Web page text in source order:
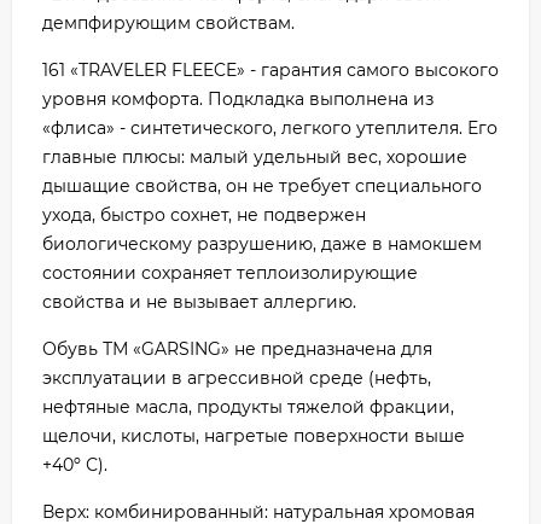
демпфирующим свойствам.
161 «ТRAVELER FLEECE» - гарантия самого высокого
уровня комфорта. Подкладка выполнена из
«флиса» - синтетического, легкого утеплителя. Его
главные плюсы: малый удельный вес, хорошие
дышащие свойства, он не требует специального
ухода, быстро сохнет, не подвержен
биологическому разрушению, даже в намокшем
состоянии сохраняет теплоизолирующие
свойства и не вызывает аллергию.
Обувь ТМ «GARSING» не предназначена для
эксплуатации в агрессивной среде (нефть,
нефтяные масла, продукты тяжелой фракции,
щелочи, кислоты, нагретые поверхности выше
+40º С).
Верх: комбинированный: натуральная хромовая